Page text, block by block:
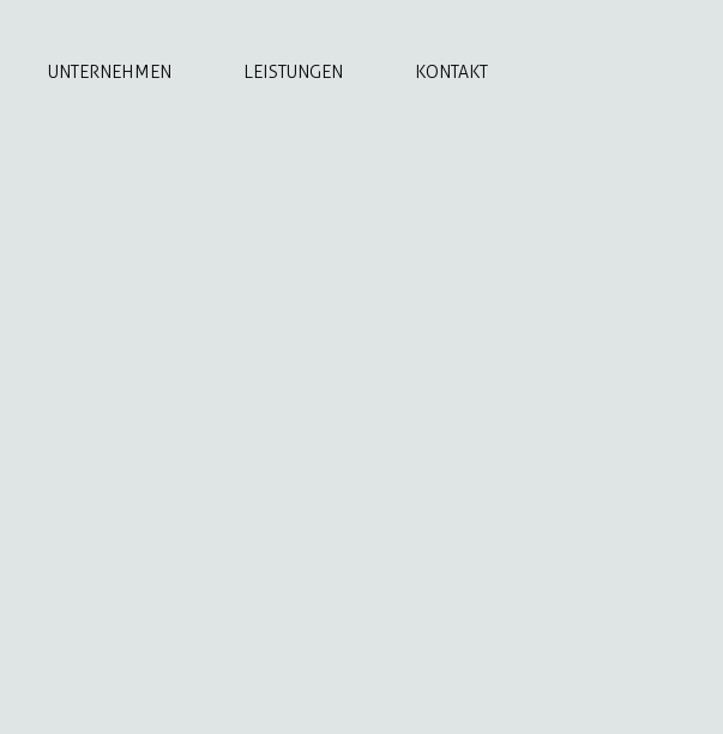
UNTERNEHMEN LEISTUNGEN KONTAKT